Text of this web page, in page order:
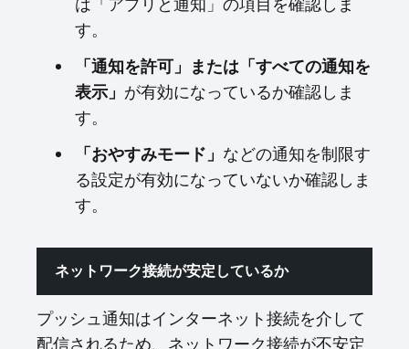
す。
「通知を許可」または「すべての通知を
表示」 が有効になっているか確認しま
す。
「おやすみモード」 などの通知を制限す
る設定が有効になっていないか確認しま
す。
ネットワーク接続が安定しているか
プッシュ通知はインターネット接続を介して